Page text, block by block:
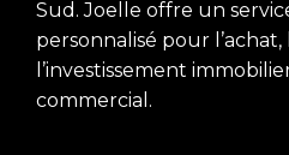
Sud. Joelle offre un
personnalisé pour
l’investissement
commercial.